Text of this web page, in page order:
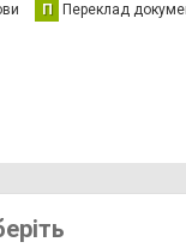
П Переклад